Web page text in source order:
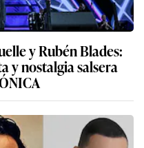
y Rubén Blades:
y nostalgia salsera